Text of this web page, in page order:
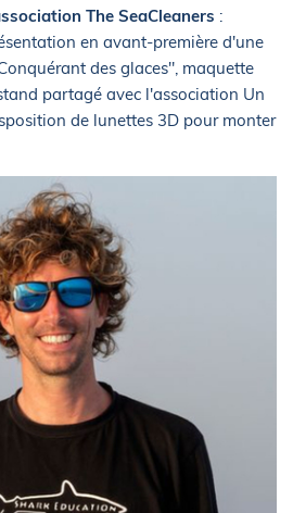
The SeaCleaners :
en avant-première d'une
des glaces", maquette
partagé avec l'association Un
de lunettes 3D pour monter